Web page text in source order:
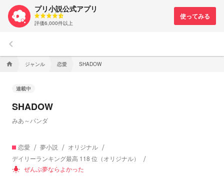
プリ小説公式アプリ
評価6,000件以上
keyboard_arrow_left
home ジャンル 恋愛 SHADOW
連載中
SHADOW
みあ～パンダ
恋愛 夢小説
オリジナル
デイリーランキング最高 118 位（オリジナル）
wb_incandescent ぜんぶ夢ならよかった